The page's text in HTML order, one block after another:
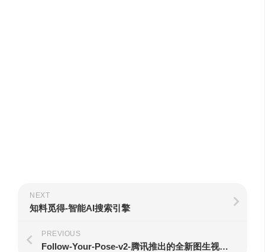
NEXT
知料觅得-智能AI搜索引擎
PREVIOUS
Follow-Your-Pose-v2-腾讯推出的全新图生视频模型